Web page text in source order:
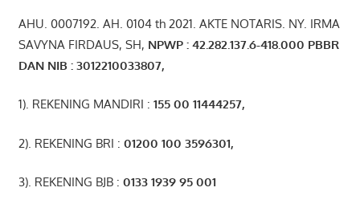
AHU. 0007192. AH. 0104 th 2021. AKTE NOTARIS. NY. IRMA
SAVYNA FIRDAUS, SH, NPWP : 42. 282 .137.6-418.000 PBBR
DAN NIB :3012210033807,
1). REKENING MANDIRI : 155 00 11444257,
2). REKENING BRI : 01200 100 3596301,
3). REKENING BJB : 0133 1939 95 001